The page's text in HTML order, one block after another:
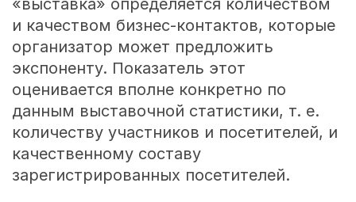
«выставка» определяется количеством
и качеством бизнес-контактов, которые
организатор может предложить
экспоненту. Показатель этот
оценивается вполне конкретно по
данным выставочной статистики, т. е.
количеству участников и посетителей, и
качественному составу
зарегистрированных посетителей.